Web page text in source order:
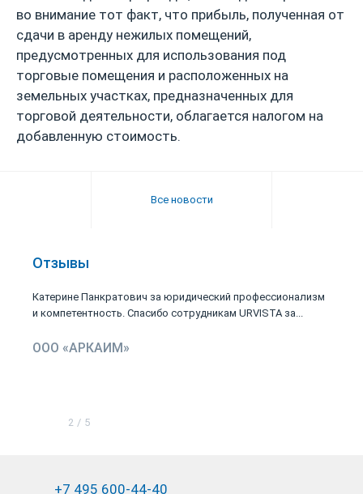
во внимание тот факт, что прибыль, полученная от
сдачи в аренду нежилых помещений,
предусмотренных для использования под
торговые помещения и расположенных на
земельных участках, предназначенных для
торговой деятельности, облагается налогом на
добавленную стоимость.
Все новости
Отзывы
Катерине Панкратович за юридический профессионализм
и компетентность. Спасибо сотрудникам URVISTA за...
ООО «АРКАИМ»
2 / 5
+7 495 600-44-40